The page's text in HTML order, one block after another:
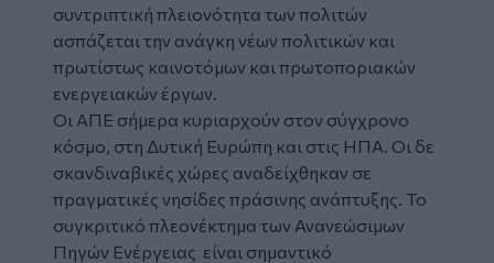
συντριπτική πλειονότητα των πολιτών
ασπάζεται την ανάγκη νέων πολιτικών και
πρωτίστως καινοτόμων και πρωτοποριακών
ενεργειακών έργων.
Οι ΑΠΕ σήμερα κυριαρχούν στον σύγχρονο
κόσμο, στη Δυτική Ευρώπη και στις ΗΠΑ. Οι δε
σκανδιναβικές χώρες αναδείχθηκαν σε
πραγματικές νησίδες πράσινης ανάπτυξης. Το
συγκριτικό πλεονέκτημα των Ανανεώσιμων
Πηγών Ενέργειας είναι σημαντικό